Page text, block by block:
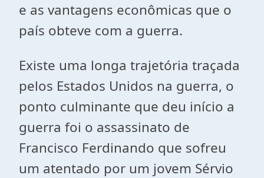
e as vantagens econômicas que o
país obteve com a guerra.
Existe uma longa trajetória traçada
pelos Estados Unidos na guerra, o
ponto culminante que deu início a
guerra foi o assassinato de
Francisco Ferdinando que sofreu
um atentado por um jovem Sérvio